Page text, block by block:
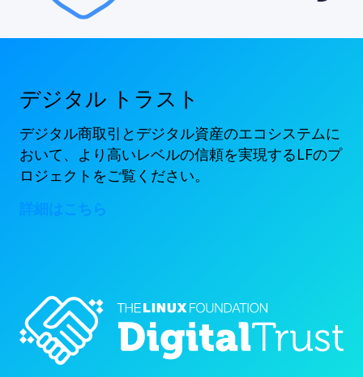
デジタル トラスト
デジタル商取引とデジタル資産のエコシステムに
おいて、より高いレベルの信頼を実現するLFのプ
ロジェクトをご覧ください。
詳細はこちら